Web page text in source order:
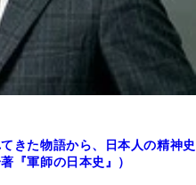
きた物語から、日本人の精神史
『軍師の日本史』）